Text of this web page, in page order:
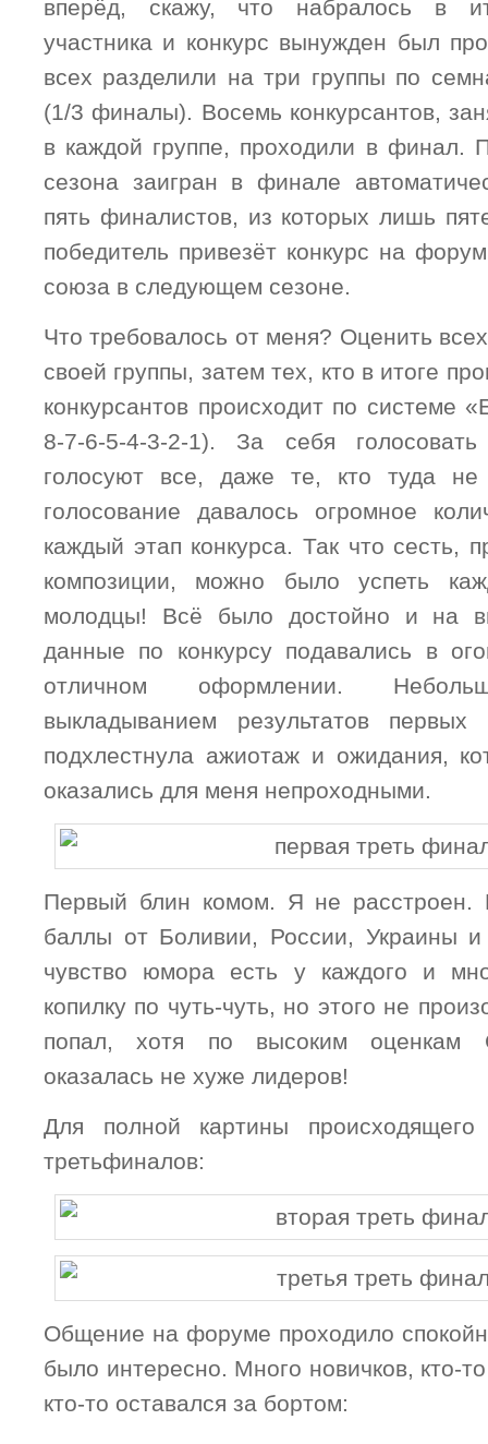
вперёд, скажу, что набралось в
участника и конкурс вынужден был
всех разделили на три группы по
(1/3 финалы). Восемь конкурсантов,
в каждой группе, проходили в финал.
сезона заигран в финале
пять финалистов, из которых лишь
победитель привезёт конкурс на
союза в следующем сезоне.
Что требовалось от меня? Оценить
своей группы, затем тех, кто в итоге
конкурсантов происходит по системе
8-7-6-5-4-3-2-1). За себя
голосуют все, даже те, кто туда
голосование давалось огромное
каждый этап конкурса. Так что сесть,
композиции, можно было успеть
молодцы! Всё было достойно и на
данные по конкурсу подавались в
отличном оформлении.
выкладыванием результатов
подхлестнула ажиотаж и ожидания,
оказались для меня непроходными.
Первый блин комом. Я не расстроен.
баллы от Боливии, России, Украины
чувство юмора есть у каждого и
копилку по чуть-чуть, но этого не
попал, хотя по высоким оценкам
оказалась не хуже лидеров!
Для полной картины
третьфиналов:
Общение на форуме проходило
было интересно. Много новичков, кто-
кто-то оставался за бортом: